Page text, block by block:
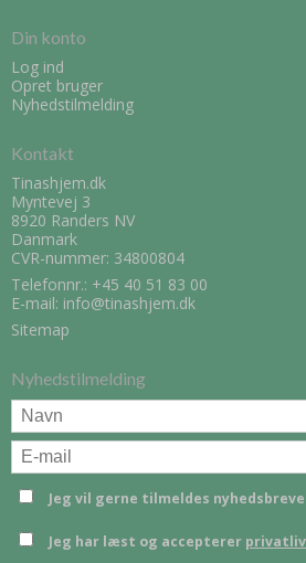
Din konto
Log ind
Opret bruger
Nyhedstilmelding
Kontakt
Tinashjem.dk
Myntevej 3
8920 Randers NV
Danmark
CVR-nummer: 34800804
Telefonnr.: +45 40 51 83 00
E-mail: info@tinashjem.dk
Sitemap
Nyhedstilmelding
Jeg vil gerne tilmeldes
Jeg har læst og accepterer